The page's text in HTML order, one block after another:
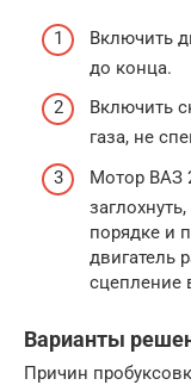
Включить
до конца.
Включить
газа, не
Мотор ВАЗ
порядке и
двигатель
сцепление
Варианты
Причин